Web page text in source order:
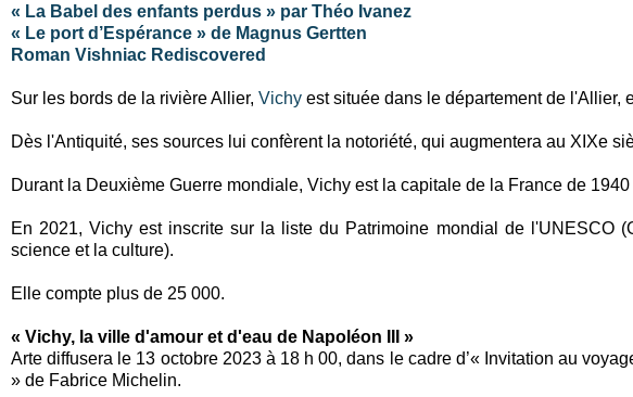
« La Babel des enfants perdus » par Théo Ivanez
« Le port d’Espérance » de Magnus Gertten
Roman Vishniac Rediscovered
Sur les bords de la rivière Allier, Vichy est située dans le département de l'Allier,
Dès l'Antiquité, ses sources lui confèrent la notoriété, qui augmentera au XIXe
Durant la Deuxième Guerre mondiale, Vichy est la capitale de la France de 1940
En 2021, Vichy est inscrite sur la liste du Patrimoine mondial de l'UNESCO
science et la culture).
Elle compte plus de 25 000.
« Vichy, la ville d'amour et d'eau de Napoléon III »
Arte diffusera le 13 octobre 2023 à 18 h 00, dans le cadre d’« Invitation au
» de Fabrice Michelin.